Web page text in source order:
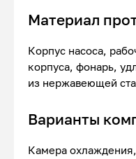
Материал
Корпус насоса,
корпуса, фонарь,
из нержавеющей
Варианты
Камера